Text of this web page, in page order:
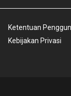
Ketentuan
Kebijakan Privasi